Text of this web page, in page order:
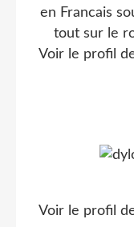
en Francais
tout sur le
Voir le profil
Voir le profil